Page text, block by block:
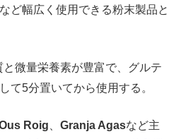
ど幅広く使用できる粉末製品と
微量栄養素が豊富で、グルテ
て5分置いてから使用する。
Roig Granja Agasなど主